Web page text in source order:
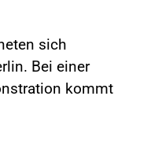
sich
Bei einer
kommt